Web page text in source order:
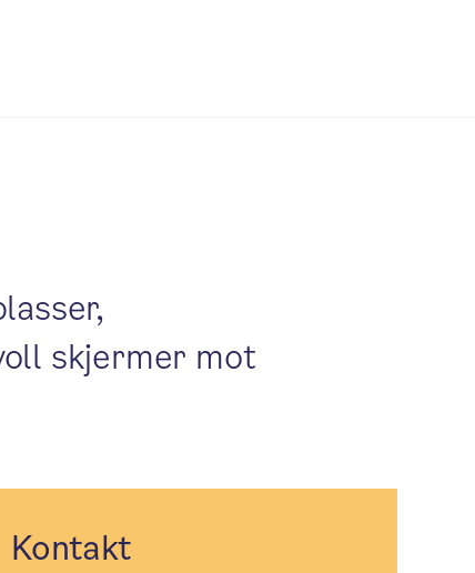
skjermer mot
Kontakt